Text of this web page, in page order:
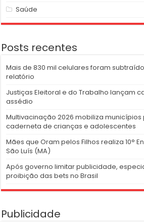
Saúde
Posts recentes
Mais de 830 mil celulares foram
relatório
Justiças Eleitoral e do Trabalho lançam
assédio
Multivacinação 2026 mobiliza
caderneta de crianças e adolescentes
Mães que Oram pelos Filhos realiza 10°
São Luís (MA)
Após governo limitar publicidade,
proibição das bets no Brasil
Publicidade